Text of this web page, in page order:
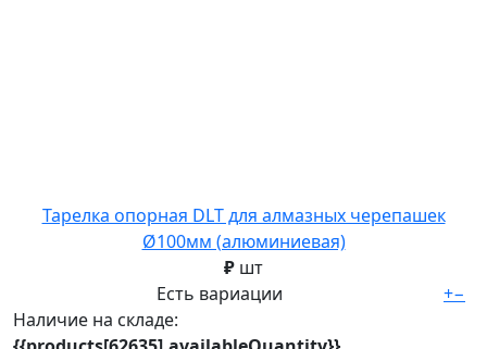
Тарелка опорная DLT для алмазных черепашек
Ø100мм (алюминиевая)
₽ шт
Есть вариации
Наличие на складе:
+−